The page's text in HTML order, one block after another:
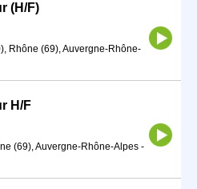
(H/F)
Rhône (69), Auvergne-Rhône-
H/F
(69), Auvergne-Rhône-Alpes -